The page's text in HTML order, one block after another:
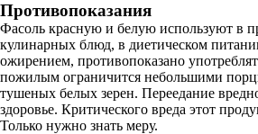
Противопоказания
Фасоль красную и белую используют в
кулинарных блюд, в диетическом
ожирением, противопоказано
пожилым ограничится небольшими
тушеных белых зерен. Переедание
здоровье. Критического вреда этот
Только нужно знать меру.